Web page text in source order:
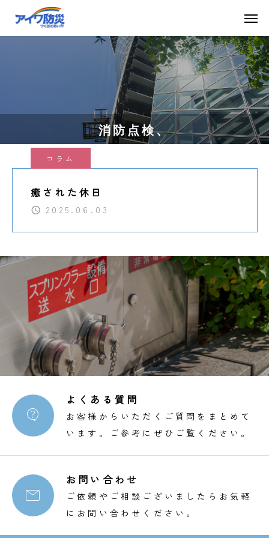
消防点検、
コラム
癒された休日
2025.06.03

よくある質問
お客様からいただくご質問をまとめて
います。ご参考にぜひご覧ください。

お問い合わせ
ご依頼やご相談ございましたらお気軽
にお問い合わせください。